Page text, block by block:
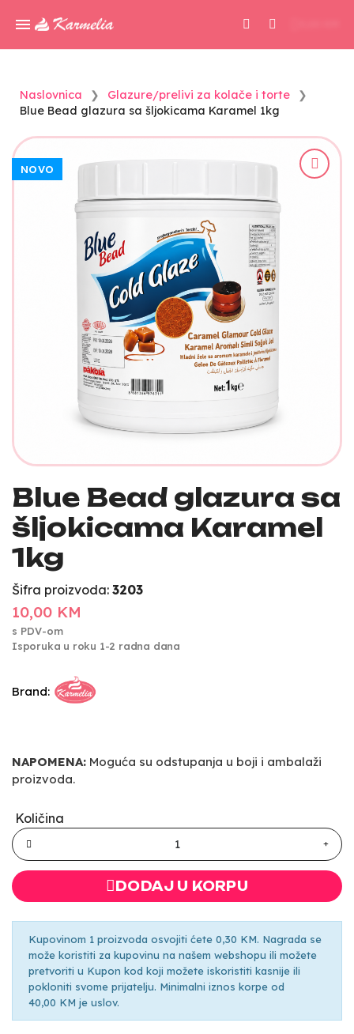
Naslovnica
Glazure/prelivi za kolače i torte
Blue Bead glazura sa šljokicama Karamel 1kg
NOVO
Blue Bead glazura sa
šljokicama Karamel
1kg
Šifra proizvoda: 3203
10,00 KM
s PDV-om
Isporuka u roku 1-2 radna dana
Brand:
NAPOMENA: Moguća su odstupanja u boji i ambalaži
proizvoda.
Količina
DODAJ U KORPU
Kupovinom 1 proizvoda osvojiti ćete 0,30 KM. Nagrada se
može koristiti za kupovinu na našem webshopu ili možete
pretvoriti u Kupon kod koji možete iskoristiti kasnije ili
pokloniti svome prijatelju. Minimalni iznos korpe od
40,00 KM je uslov.